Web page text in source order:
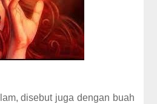
disebut juga dengan buah